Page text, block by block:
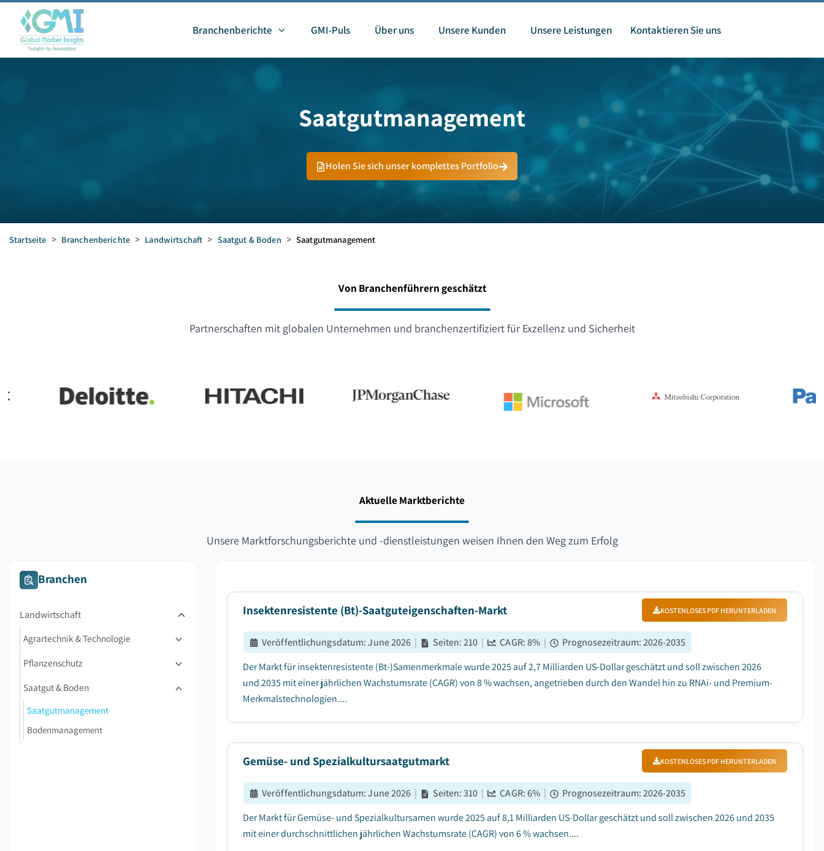
Branchenberichte GMI-Puls Über uns Unsere Kunden Unsere Leistungen Kontaktieren Sie uns
Saatgutmanagement
Holen Sie sich unser komplettes Portfolio
Startseite > Branchenberichte > Landwirtschaft > Saatgut & Boden > Saatgutmanagement
Von Branchenführern geschätzt
Partnerschaften mit globalen Unternehmen und branchenzertifiziert für Exzellenz und Sicherheit
Aktuelle Marktberichte
Unsere Marktforschungsberichte und -dienstleistungen weisen Ihnen den Weg zum Erfolg
Branchen
Landwirtschaft
Agrartechnik & Technologie
Pflanzenschutz
Saatgut & Boden
Saatgutmanagement
Bodenmanagement
Insektenresistente (Bt)-Saatguteigenschaften-Markt KOSTENLOSES PDF HERUNTERLADEN
Veröffentlichungsdatum:June 2026 | Seiten:210 | CAGR:8% | Prognosezeitraum:2026-2035
Der Markt für insektenresistente (Bt-)Samenmerkmale wurde 2025 auf 2,7 Milliarden US-Dollar geschätzt und soll zwischen 2026
und 2035 mit einer jährlichen Wachstumsrate (CAGR) von 8 % wachsen, angetrieben durch den Wandel hin zu RNAi- und Premium-
Merkmalstechnologien....
Gemüse- und Spezialkultursaatgutmarkt KOSTENLOSES PDF HERUNTERLADEN
Veröffentlichungsdatum:June 2026 | Seiten:310 | CAGR:6% | Prognosezeitraum:2026-2035
Der Markt für Gemüse- und Spezialkultursamen wurde 2025 auf 8,1 Milliarden US-Dollar geschätzt und soll zwischen 2026 und 2035
mit einer durchschnittlichen jährlichen Wachstumsrate (CAGR) von 6 % wachsen....